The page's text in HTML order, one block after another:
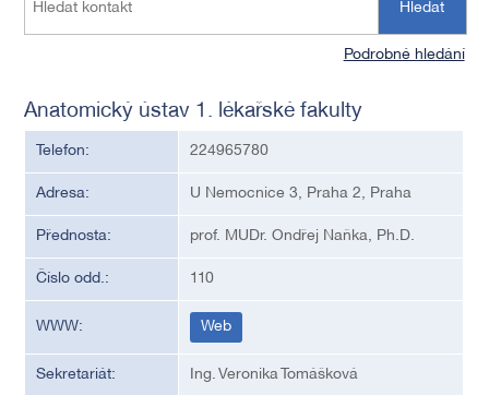
Hledat
Podrobné hledání
Anatomický ústav 1. lékařské fakulty
Telefon: 224965780
Adresa: U Nemocnice 3, Praha 2, Praha
Přednosta: prof. MUDr. Ondřej Naňka, Ph.D.
Číslo odd.: 110
WWW: Web
Sekretariát: Ing. Veronika Tomášková